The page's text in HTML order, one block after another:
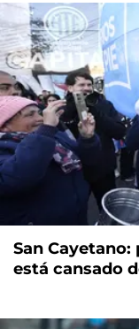
San Cayetano:
está cansado